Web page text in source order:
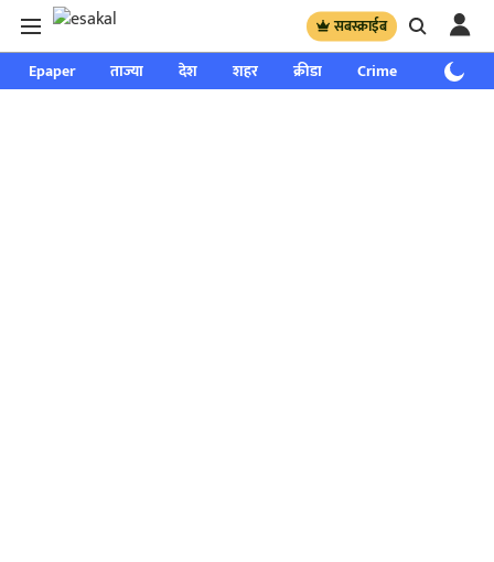
सबस्क्राईब
Epaper ताज्या देश शहर क्रीडा Crime साप्ताहिक